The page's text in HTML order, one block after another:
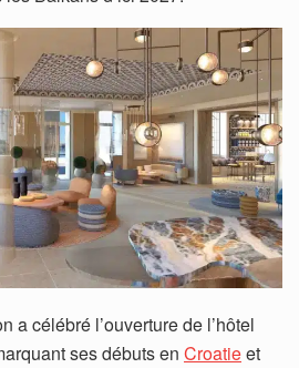
a célébré l’ouverture de l’hôtel
ses débuts en Croatieet